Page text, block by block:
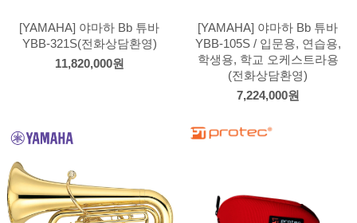
[YAMAHA] 야마하 Bb 튜바
YBB-321S(전화상담환영)
11,820,000원
[YAMAHA] 야마하 Bb 튜바
YBB-105S / 입문용, 연습용,
학생용, 학교 오케스트라용
(전화상담환영)
7,224,000원